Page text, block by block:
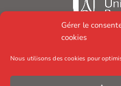
Gérer le
cookies
Nous utilisons des cookies pour